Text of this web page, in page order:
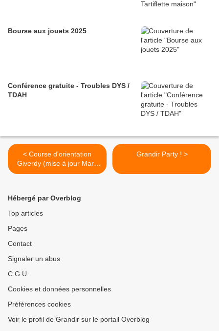
Bourse aux jouets 2025
Conférence gratuite - Troubles DYS /
TDAH
< Course d'orientation
Giverdy (mise à jour Mars
2021)
Grandir Party ! >
Hébergé par Overblog
Top articles
Pages
Contact
Signaler un abus
C.G.U.
Cookies et données personnelles
Préférences cookies
Voir le profil de Grandir sur le portail Overblog